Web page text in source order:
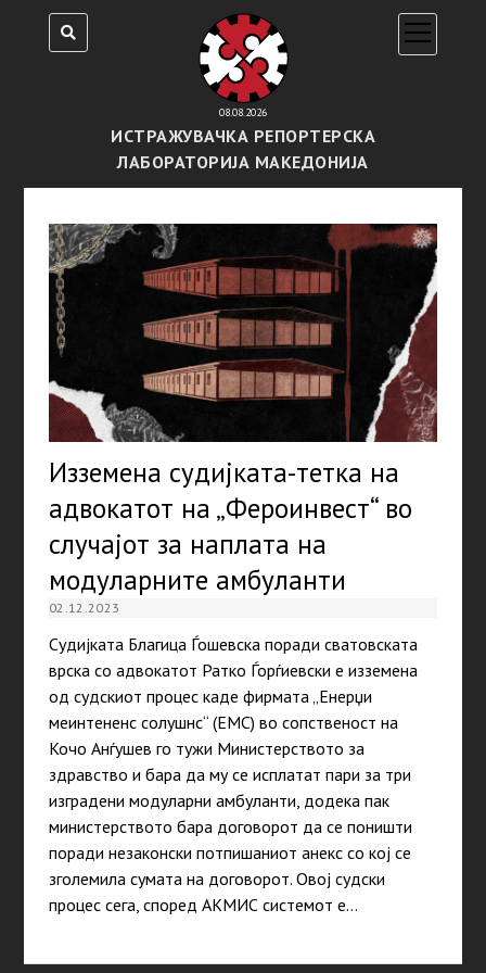
08.08.2026
ИСТРАЖУВАЧКА РЕПОРТЕРСКА
ЛАБОРАТОРИЈА МАКЕДОНИЈА
open
menu
Изземена судијката-тетка на
адвокатот на „Фероинвест“ во
случајот за наплата на
модуларните амбуланти
02.12.2023
Судијката Благица Ѓошевска поради сватовската
врска со адвокатот Ратко Ѓорѓиевски е изземена
од судскиот процес каде фирмата „Енерџи
меинтененс солушнс“ (ЕМС) во сопственост на
Кочо Анѓушев го тужи Министерството за
здравство и бара да му се исплатат пари за три
изградени модуларни амбуланти, додека пак
министерството бара договорот да се поништи
поради незаконски потпишаниот анекс со кој се
зголемила сумата на договорот. Овој судски
процес сега, според АКМИС системот е…